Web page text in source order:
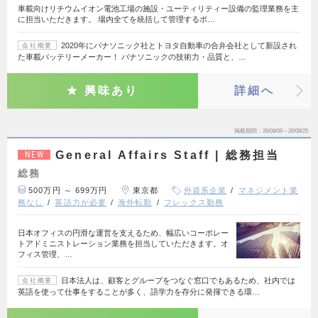
車載向けリチウムイオン電池工場の施設・ユーティリティー設備の監理業務を主
に担当いただきます。 場内全てを統括して管理するポ…
会社概要
2020年にパナソニック社とトヨタ自動車の合弁会社として新設され
た車載バッテリーメーカー！ パナソニックの技術力・品質と、…
興味あり 詳細へ
掲載期間 26/08/06～26/08/25
NEW General Affairs Staff | 総務担当
総務
500万円 ～ 699万円 東京都 外資系企業
マネジメント業
務なし
英語力が必要 海外転勤 フレックス勤務
日本オフィスの円滑な運営を支えるため、幅広いコーポレー
トアドミニストレーション業務を担当していただきます。オ
フィス管理、…
会社概要
日本法人は、顧客とグループをつなぐ窓口でもあるため、社内では
英語を使って仕事をすることが多く、語学力を存分に発揮できる環…